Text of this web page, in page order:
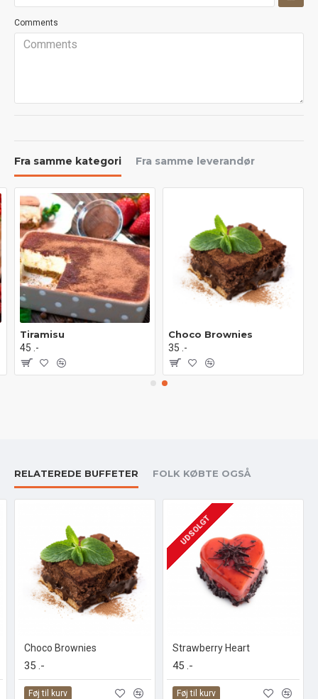
Comments
Fra samme kategori Fra samme leverandør
Tiramisu
45 .-
Choco Brownies
35 .-
RELATEREDE BUFFETER FOLK KØBTE OGSÅ
Choco Brownies
35 .-
Føj til kurv
UDSOLGT
Strawberry Heart
45 .-
Føj til kurv